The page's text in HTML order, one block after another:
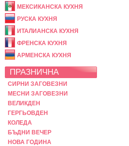
МЕКСИКАНСКА КУХНЯ
РУСКА КУХНЯ
ИТАЛИАНСКА КУХНЯ
ФРЕНСКА КУХНЯ
АРМЕНСКА КУХНЯ
ПРАЗНИЧНА
СИРНИ ЗАГОВЕЗНИ
МЕСНИ ЗАГОВЕЗНИ
ВЕЛИКДЕН
ГЕРГЬОВДЕН
КОЛЕДА
БЪДНИ ВЕЧЕР
НОВА ГОДИНА